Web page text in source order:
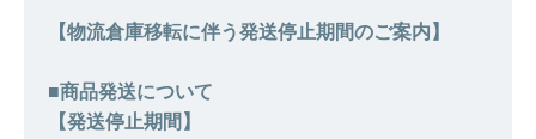
【物流倉庫移転に伴う発送停止期間のご案内】
■商品発送について
【発送停止期間】